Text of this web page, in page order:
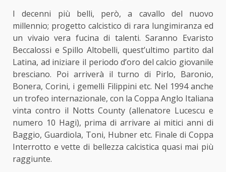
I decenni più belli, però, a cavallo del nuovo
millennio; progetto calcistico di rara lungimiranza ed
un vivaio vera fucina di talenti. Saranno Evaristo
Beccalossi e Spillo Altobelli, quest’ultimo partito dal
Latina, ad iniziare il periodo d’oro del calcio giovanile
bresciano. Poi arriverà il turno di Pirlo, Baronio,
Bonera, Corini, i gemelli Filippini etc. Nel 1994 anche
un trofeo internazionale, con la Coppa Anglo Italiana
vinta contro il Notts County (allenatore Lucescu e
numero 10 Hagi), prima di arrivare ai mitici anni di
Baggio, Guardiola, Toni, Hubner etc. Finale di Coppa
Interrotto e vette di bellezza calcistica quasi mai più
raggiunte.